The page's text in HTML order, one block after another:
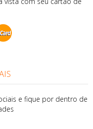
e fique por dentro de